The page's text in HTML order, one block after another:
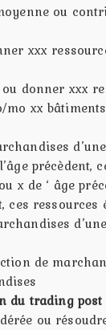
ou
xxx
donner xxx
xx
précèdent,
x de ‘ âge
ces
de
du trading post
ou